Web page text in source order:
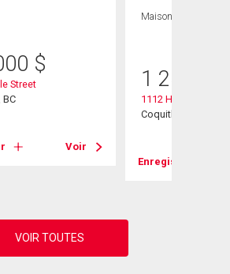
$
Street
Voir
Maison
1 250
1112 Hansard
Coquitlam, BC
Enregistrer